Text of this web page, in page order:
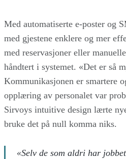
Med automatiserte e-poster og
med gjestene enklere og mer
med reservasjoner eller
håndtert i systemet. «Det er så
Kommunikasjonen er smartere
opplæring av personalet var
Sirvoys intuitive design lærte
bruke det på null komma niks.
«Selv de som aldri har